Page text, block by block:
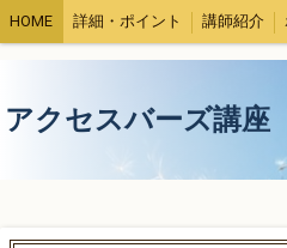
HOME 詳細・ポイント 講師紹介
受講者さまの声 コラム
アクセスバーズ講座